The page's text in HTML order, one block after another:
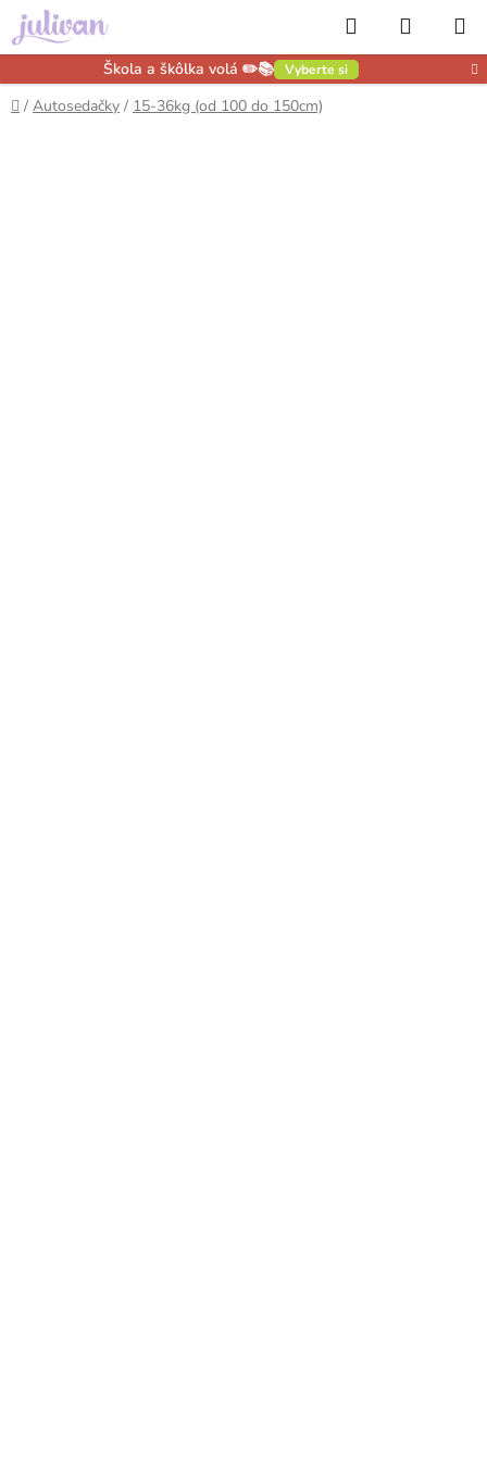
Prejsť
na
obsah
Škola a škôlka volá ✏️📚 Vyberte si
Hľadať
KOŠÍK
Domov
/ Autosedačky / 15-36kg (od 100 do 150cm)